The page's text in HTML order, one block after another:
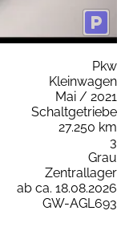
Pkw
Kleinwagen
Mai / 2021
Schaltgetriebe
27.250 km
3
Grau
Zentrallager
ab ca. 18.08.2026
GW-AGL693